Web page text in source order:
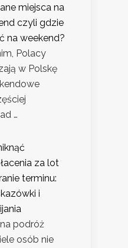
miejsca na
czyli gdzie
na weekend?
Polacy
w Polskę
…
za lot
terminu:
i
podróż
osób nie